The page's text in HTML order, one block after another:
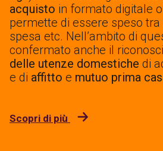
acquisto in formato digitale
permette di essere speso
spesa etc. Nell’ambito di
confermato anche il
delle utenze domestiche di
e di affitto e mutuo prima
Scopri di più